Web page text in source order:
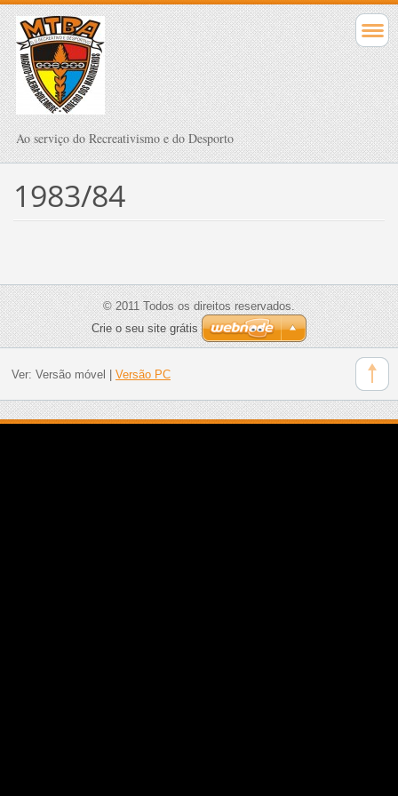
Ao serviço do Recreativismo e do Desporto
1983/84
© 2011 Todos os direitos reservados.
Crie o seu site grátis
Ver: Versão móvel Versão PC